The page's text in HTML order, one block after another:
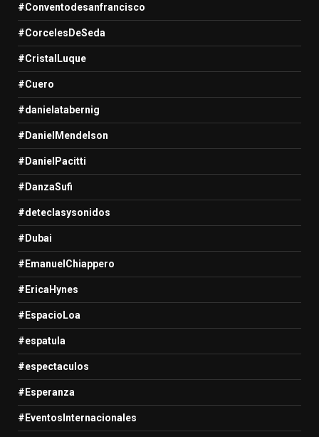
#Conventodesanfrancisco
#CorcelesDeSeda
#CristalLuque
#Cuero
#danielatabernig
#DanielMendelson
#DanielPacitti
#DanzaSufi
#deteclasysonidos
#Dubai
#EmanuelChiappero
#EricaHynes
#EspacioLoa
#espatula
#espectaculos
#Esperanza
#EventosInternacionales